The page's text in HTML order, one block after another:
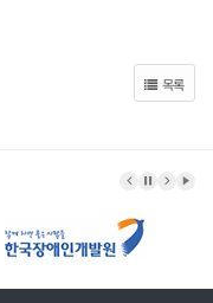
목록
이전 배너
배너 정지
다음배